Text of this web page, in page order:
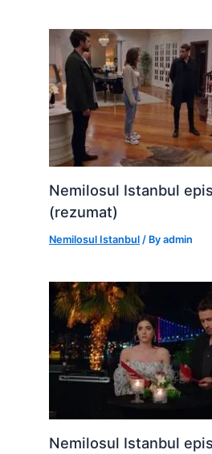
Nemilosul Istanbul
(rezumat)
Nemilosul Istanbul / Byadmin
Nemilosul Istanbul